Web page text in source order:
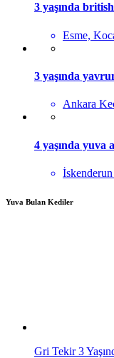
3 yaşında
Esme,
3 yaşında
Ankara
4 yaşında yuva
Yuva Bulan Kediler
Gri Tekir 3